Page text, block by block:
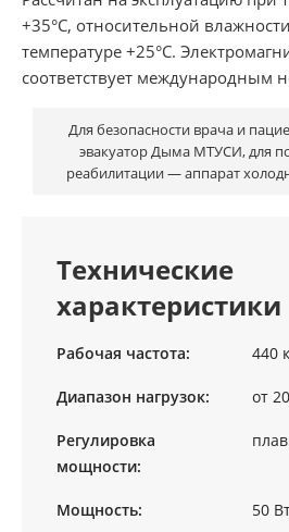
+35°С, относительной
температуре +25°С.
соответствует международным
Для безопасности врача и
эвакуатор Дыма МТУСИ, для
реабилитации — аппарат
Технические
характеристики
Рабочая частота: 440
Диапазон нагрузок: от
Регулировка
мощности:
Мощность: 50